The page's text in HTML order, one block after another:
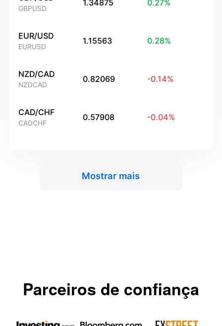
GBPUSD
1.34875 0.27%
EUR/USD
EURUSD
1.15563 0.28%
NZD/CAD
NZDCAD
0.82069 -0.14%
CAD/CHF
CADCHF
0.57908 -0.04%
Mostrar mais
Parceiros de confiança